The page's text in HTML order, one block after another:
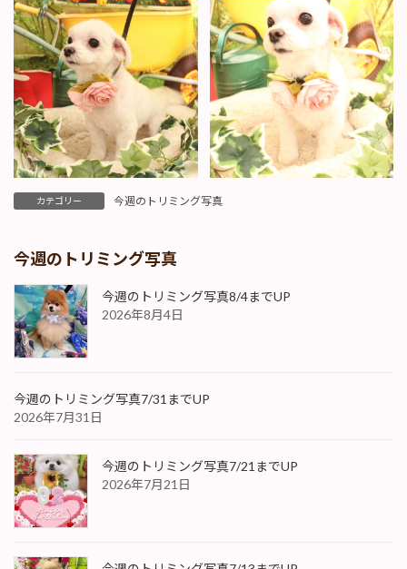
カテゴリー 今週のトリミング写真
今週のトリミング写真
今週のトリミング写真8/4までUP
2026年8月4日
今週のトリミング写真7/31までUP
2026年7月31日
今週のトリミング写真7/21までUP
2026年7月21日